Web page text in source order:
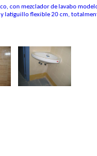
con mezclador de lavabo
y latiguillo flexible 20 cm,